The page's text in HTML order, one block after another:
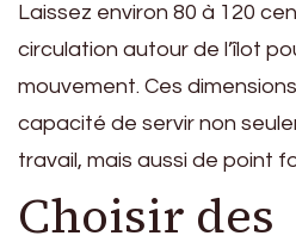
Laissez environ 80 à 120
circulation autour de l’îlot
mouvement. Ces
capacité de servir non
travail, mais aussi de point
Choisir des